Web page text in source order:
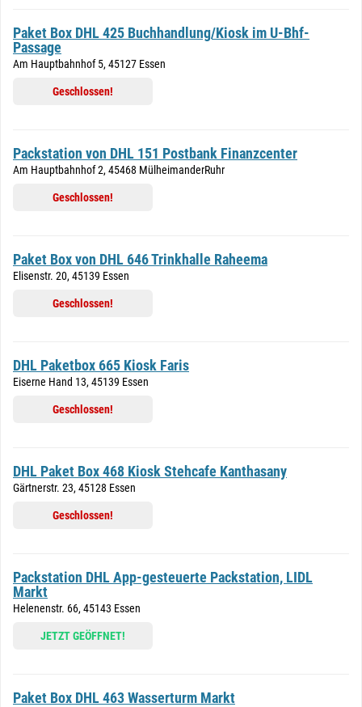
Paket Box DHL 425 Buchhandlung/Kiosk im U-Bhf-
Passage
Am Hauptbahnhof 5, 45127 Essen
Geschlossen!
Packstation von DHL 151 Postbank Finanzcenter
Am Hauptbahnhof 2, 45468 MülheimanderRuhr
Geschlossen!
Paket Box von DHL 646 Trinkhalle Raheema
Elisenstr. 20, 45139 Essen
Geschlossen!
DHL Paketbox 665 Kiosk Faris
Eiserne Hand 13, 45139 Essen
Geschlossen!
DHL Paket Box 468 Kiosk Stehcafe Kanthasany
Gärtnerstr. 23, 45128 Essen
Geschlossen!
Packstation DHL App-gesteuerte Packstation, LIDL
Markt
Helenenstr. 66, 45143 Essen
JETZT GEÖFFNET!
Paket Box DHL 463 Wasserturm Markt